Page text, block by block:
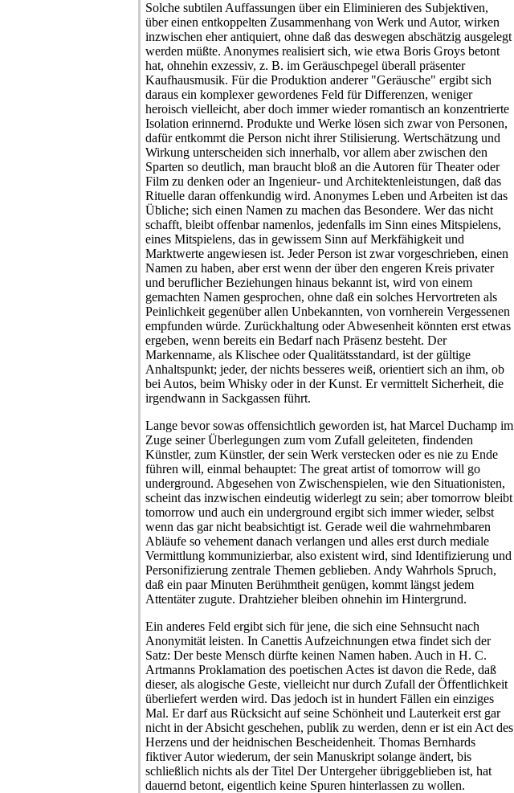
Solche subtilen Auffassungen über ein Eliminieren des Subjektiven,
über einen entkoppelten Zusammenhang von Werk und Autor, wirken
inzwischen eher antiquiert, ohne daß das deswegen abschätzig ausgelegt
werden müßte. Anonymes realisiert sich, wie etwa Boris Groys betont
hat, ohnehin exzessiv, z. B. im Geräuschpegel überall präsenter
Kaufhausmusik. Für die Produktion anderer "Geräusche" ergibt sich
daraus ein komplexer gewordenes Feld für Differenzen, weniger
heroisch vielleicht, aber doch immer wieder romantisch an konzentrierte
Isolation erinnernd. Produkte und Werke lösen sich zwar von Personen,
dafür entkommt die Person nicht ihrer Stilisierung. Wertschätzung und
Wirkung unterscheiden sich innerhalb, vor allem aber zwischen den
Sparten so deutlich, man braucht bloß an die Autoren für Theater oder
Film zu denken oder an Ingenieur- und Architektenleistungen, daß das
Rituelle daran offenkundig wird. Anonymes Leben und Arbeiten ist das
Übliche; sich einen Namen zu machen das Besondere. Wer das nicht
schafft, bleibt offenbar namenlos, jedenfalls im Sinn eines Mitspielens,
eines Mitspielens, das in gewissem Sinn auf Merkfähigkeit und
Marktwerte angewiesen ist. Jeder Person ist zwar vorgeschrieben, einen
Namen zu haben, aber erst wenn der über den engeren Kreis privater
und beruflicher Beziehungen hinaus bekannt ist, wird von einem
gemachten Namen gesprochen, ohne daß ein solches Hervortreten als
Peinlichkeit gegenüber allen Unbekannten, von vornherein Vergessenen
empfunden würde. Zurückhaltung oder Abwesenheit könnten erst etwas
ergeben, wenn bereits ein Bedarf nach Präsenz besteht. Der
Markenname, als Klischee oder Qualitätsstandard, ist der gültige
Anhaltspunkt; jeder, der nichts besseres weiß, orientiert sich an ihm, ob
bei Autos, beim Whisky oder in der Kunst. Er vermittelt Sicherheit, die
irgendwann in Sackgassen führt.
Lange bevor sowas offensichtlich geworden ist, hat Marcel Duchamp im
Zuge seiner Überlegungen zum vom Zufall geleiteten, findenden
Künstler, zum Künstler, der sein Werk verstecken oder es nie zu Ende
führen will, einmal behauptet: The great artist of tomorrow will go
underground. Abgesehen von Zwischenspielen, wie den Situationisten,
scheint das inzwischen eindeutig widerlegt zu sein; aber tomorrow bleibt
tomorrow und auch ein underground ergibt sich immer wieder, selbst
wenn das gar nicht beabsichtigt ist. Gerade weil die wahrnehmbaren
Abläufe so vehement danach verlangen und alles erst durch mediale
Vermittlung kommunizierbar, also existent wird, sind Identifizierung und
Personifizierung zentrale Themen geblieben. Andy Wahrhols Spruch,
daß ein paar Minuten Berühmtheit genügen, kommt längst jedem
Attentäter zugute. Drahtzieher bleiben ohnehin im Hintergrund.
Ein anderes Feld ergibt sich für jene, die sich eine Sehnsucht nach
Anonymität leisten. In Canettis Aufzeichnungen etwa findet sich der
Satz: Der beste Mensch dürfte keinen Namen haben. Auch in H. C.
Artmanns Proklamation des poetischen Actes ist davon die Rede, daß
dieser, als alogische Geste, vielleicht nur durch Zufall der Öffentlichkeit
überliefert werden wird. Das jedoch ist in hundert Fällen ein einziges
Mal. Er darf aus Rücksicht auf seine Schönheit und Lauterkeit erst gar
nicht in der Absicht geschehen, publik zu werden, denn er ist ein Act des
Herzens und der heidnischen Bescheidenheit. Thomas Bernhards
fiktiver Autor wiederum, der sein Manuskript solange ändert, bis
schließlich nichts als der Titel Der Untergeher übriggeblieben ist, hat
dauernd betont, eigentlich keine Spuren hinterlassen zu wollen.